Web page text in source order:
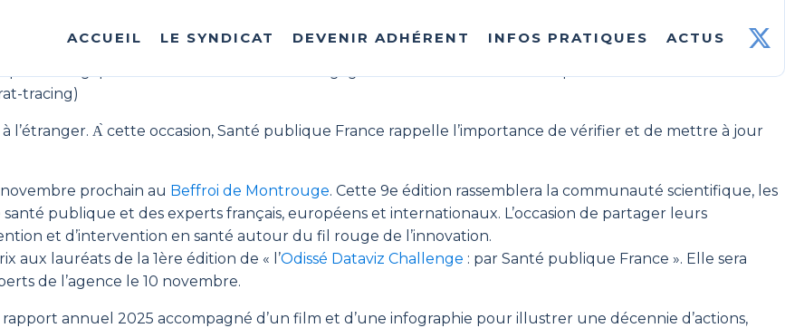
ACCUEIL LE SYNDICAT DEVENIR ADHÉRENT INFOS PRATIQUES ACTUS
voyage touristique qui a transité en France la deuxième quinzaine du mois de juillet. Le patient a présenté
ont immédiatement été engagées afin de reconstituer son parcours sur le territoire
tracing)
l’étranger. А̀ cette occasion, Santé publique France rappelle l’importance de vérifier et de mettre à jour
prochain au Beffroi de Montrouge. Cette 9e édition rassemblera la communauté scientifique, les
publique et des experts français, européens et internationaux. L’occasion de partager leurs
et d’intervention en santé autour du fil rouge de l’innovation.
aux lauréats de la 1ère édition de « l’Odissé Dataviz Challenge : par Santé publique France ». Elle sera
de l’agence le 10 novembre.
rapport annuel 2025 accompagné d’un film et d’une infographie pour illustrer une décennie d’actions,